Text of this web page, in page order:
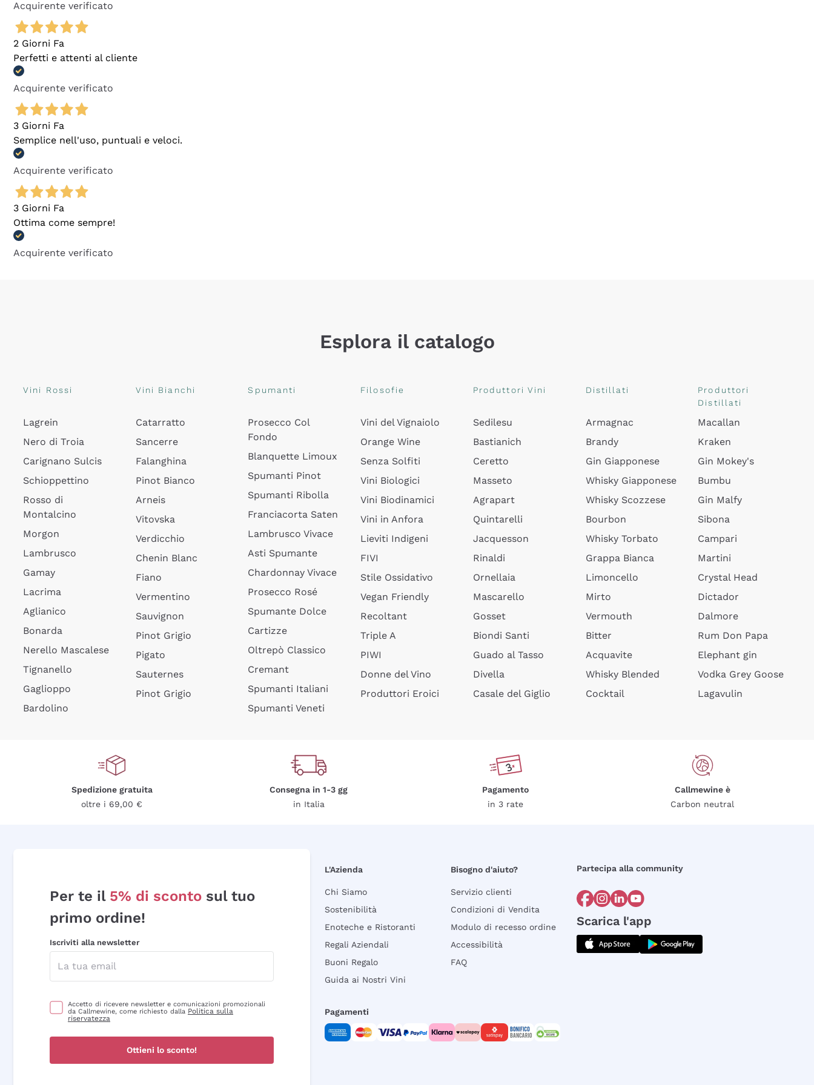
Acquirente verificato
2 Giorni Fa
Perfetti e attenti al cliente
Acquirente verificato
3 Giorni Fa
Semplice nell'uso, puntuali e veloci.
Acquirente verificato
3 Giorni Fa
Ottima come sempre!
Acquirente verificato
Esplora il catalogo
Vini Rossi
Lagrein
Nero di Troia
Carignano Sulcis
Schioppettino
Rosso di
Montalcino
Morgon
Lambrusco
Gamay
Lacrima
Aglianico
Bonarda
Nerello Mascalese
Tignanello
Gaglioppo
Bardolino
Vini Bianchi
Catarratto
Sancerre
Falanghina
Pinot Bianco
Arneis
Vitovska
Verdicchio
Chenin Blanc
Fiano
Vermentino
Sauvignon
Pinot Grigio
Pigato
Sauternes
Pinot Grigio
Spumanti
Prosecco Col
Fondo
Blanquette Limoux
Spumanti Pinot
Spumanti Ribolla
Franciacorta Saten
Lambrusco Vivace
Asti Spumante
Chardonnay Vivace
Prosecco Rosé
Spumante Dolce
Cartizze
Oltrepò Classico
Cremant
Spumanti Italiani
Spumanti Veneti
Filosofie
Vini del Vignaiolo
Orange Wine
Senza Solfiti
Vini Biologici
Vini Biodinamici
Vini in Anfora
Lieviti Indigeni
FIVI
Stile Ossidativo
Vegan Friendly
Recoltant
Triple A
PIWI
Donne del Vino
Produttori Eroici
Produttori Vini
Sedilesu
Bastianich
Ceretto
Masseto
Agrapart
Quintarelli
Jacquesson
Rinaldi
Ornellaia
Mascarello
Gosset
Biondi Santi
Guado al Tasso
Divella
Casale del Giglio
Distillati
Armagnac
Brandy
Gin Giapponese
Whisky Giapponese
Whisky Scozzese
Bourbon
Whisky Torbato
Grappa Bianca
Limoncello
Mirto
Vermouth
Bitter
Acquavite
Whisky Blended
Cocktail
Produttori
Distillati
Macallan
Kraken
Gin Mokey's
Bumbu
Gin Malfy
Sibona
Campari
Martini
Crystal Head
Dictador
Dalmore
Rum Don Papa
Elephant gin
Vodka Grey Goose
Lagavulin
Spedizione gratuita
oltre i 69,00 €
Consegna in 1-3 gg
in Italia
Pagamento
in 3 rate
Callmewine è
Carbon neutral
Per te il 5% di sconto sul tuo
primo ordine!
Iscriviti alla newsletter
Accetto di ricevere newsletter e comunicazioni promozionali
da Callmewine, come richiesto dalla Politica sulla
riservatezza
Ottieni lo sconto!
L'Azienda
Chi Siamo
Sostenibilità
Enoteche e Ristoranti
Regali Aziendali
Buoni Regalo
Guida ai Nostri Vini
Bisogno d'aiuto?
Servizio clienti
Condizioni di Vendita
Modulo di recesso ordine
Accessibilità
FAQ
Partecipa alla community
Scarica l'app
Pagamenti